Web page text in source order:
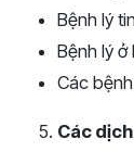
Bệnh lý
Bệnh lý
Các
Các